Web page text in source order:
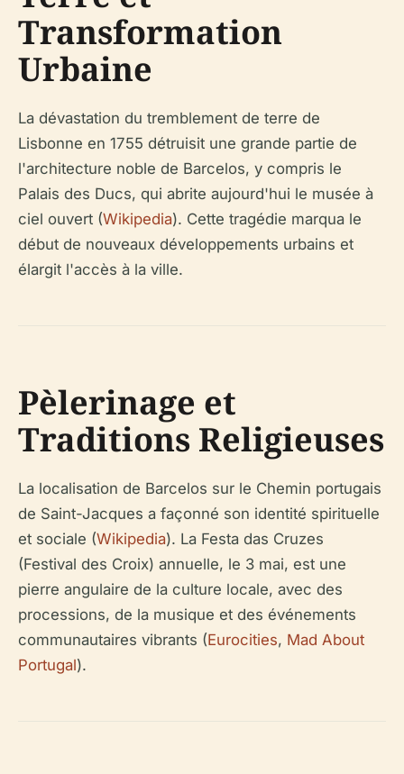
Transformation
Urbaine
La dévastation du tremblement de terre de
Lisbonne en 1755 détruisit une grande partie de
l'architecture noble de Barcelos, y compris le
Palais des Ducs, qui abrite aujourd'hui le musée à
ciel ouvert (Wikipedia). Cette tragédie marqua le
début de nouveaux développements urbains et
élargit l'accès à la ville.
Pèlerinage et
Traditions Religieuses
La localisation de Barcelos sur le Chemin portugais
de Saint-Jacques a façonné son identité spirituelle
et sociale (Wikipedia). La Festa das Cruzes
(Festival des Croix) annuelle, le 3 mai, est une
pierre angulaire de la culture locale, avec des
processions, de la musique et des événements
communautaires vibrants (Eurocities, Mad About
Portugal).